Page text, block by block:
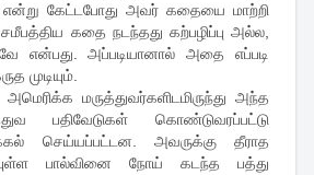
கேட்டபோது அவர் கதையை மாற்றி
கதை நடந்தது கற்பழிப்பு அல்ல,
என்பது. அப்படியானால் அதை எப்படி
முடியும்.
மருத்துவர்களிடமிருந்து அந்த
பதிவேடுகள் கொண்டுவரப்பட்டு
செய்யப்பட்டன. அவருக்கு தீராத
பால்வினை நோய் கடந்த பத்து